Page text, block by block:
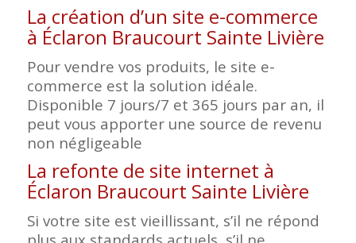
La création d’un site e-commerce
à Éclaron Braucourt Sainte Livière
Pour vendre vos produits, le site e-
commerce est la solution idéale.
Disponible 7 jours/7 et 365 jours par an, il
peut vous apporter une source de revenu
non négligeable
La refonte de site internet à
Éclaron Braucourt Sainte Livière
Si votre site est vieillissant, s’il ne répond